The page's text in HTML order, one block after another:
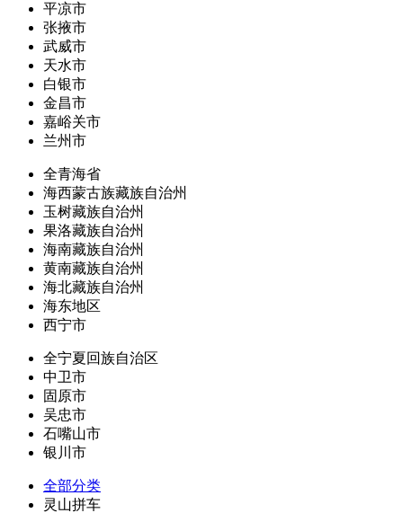
平凉市
张掖市
武威市
天水市
白银市
金昌市
嘉峪关市
兰州市
全青海省
海西蒙古族藏族自治州
玉树藏族自治州
果洛藏族自治州
海南藏族自治州
黄南藏族自治州
海北藏族自治州
海东地区
西宁市
全宁夏回族自治区
中卫市
固原市
吴忠市
石嘴山市
银川市
全部分类
灵山拼车